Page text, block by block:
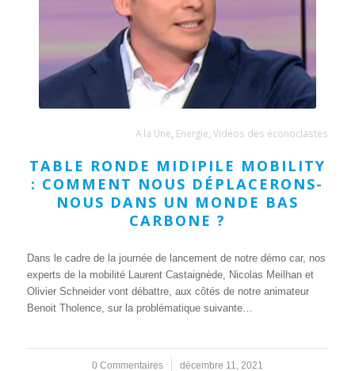
A la Une, Energie,Vidéos des éconoclastes
TABLE RONDE MIDIPILE MOBILITY
: COMMENT NOUS DÉPLACERONS-
NOUS DANS UN MONDE BAS
CARBONE ?
Dans le cadre de la journée de lancement de notre démo car, nos
experts de la mobilité Laurent Castaignède, Nicolas Meilhan et
Olivier Schneider vont débattre, aux côtés de notre animateur
Benoit Tholence, sur la problématique suivante…
0 Commentaires
/ décembre 11, 2021